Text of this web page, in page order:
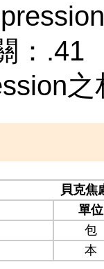
：.41
之
貝克焦
單位
包
本